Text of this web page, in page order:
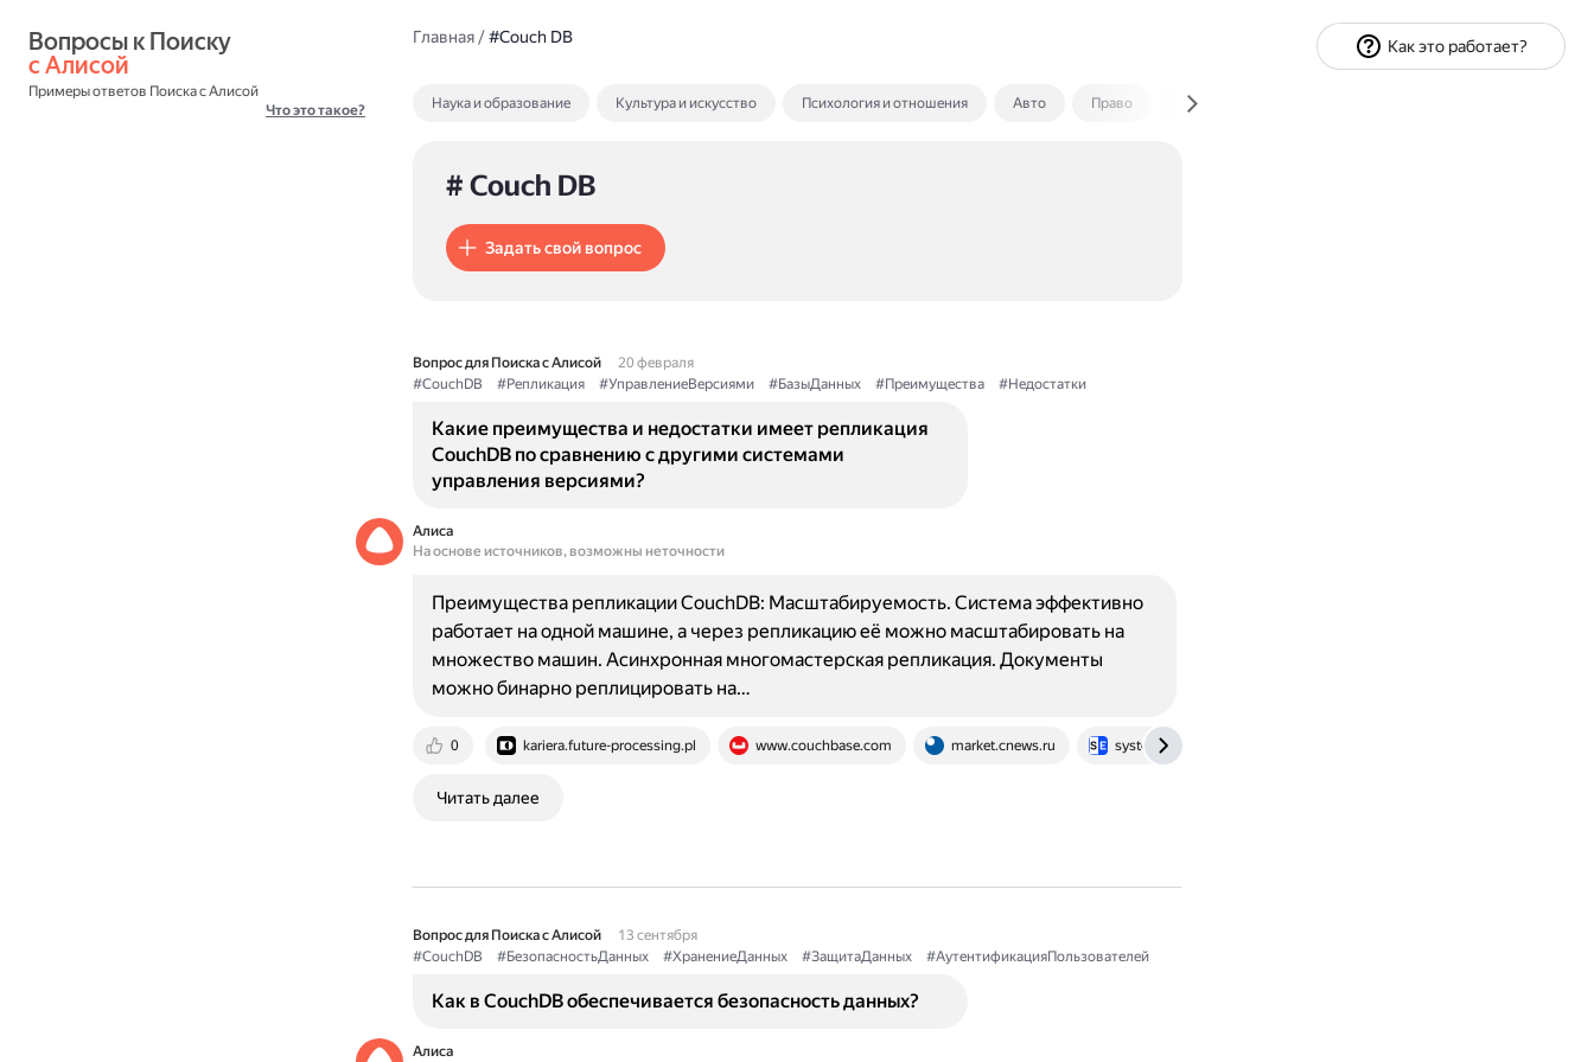
с Алисой
Примеры ответов Поиска с Алисой
Что это такое?
Главная/#Couch DB
Наука и образование Культура и искусство Психология и отношения Авто Право Экономика и финансы
# Couch DB
Задать свой вопрос
Вопрос для Поиска с Алисой
20 февраля
#CouchDB
#Репликация #УправлениеВерсиями #БазыДанных #Преимущества #Недостатки
Какие преимущества и недостатки имеет репликация
CouchDB по сравнению с другими системами
управления версиями?
Алиса
На основе источников, возможны неточности
0 kariera.future-processing.pl www.couchbase.com market.cnews.ru systems.education
Преимущества репликации CouchDB: Масштабируемость. Система эффективно
работает на одной машине, а через репликацию её можно масштабировать на
множество машин. Асинхронная многомастерская репликация. Документы
можно бинарно реплицировать на…
Читать далее
Вопрос для Поиска с Алисой
13 сентября
#CouchDB
#БезопасностьДанных #ХранениеДанных #ЗащитаДанных #АутентификацияПользователей
Как в CouchDB обеспечивается безопасность данных?
Алиса
Как это работает?